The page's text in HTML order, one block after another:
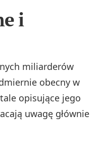
i
miliarderów
obecny w
opisujące jego
uwagę głównie